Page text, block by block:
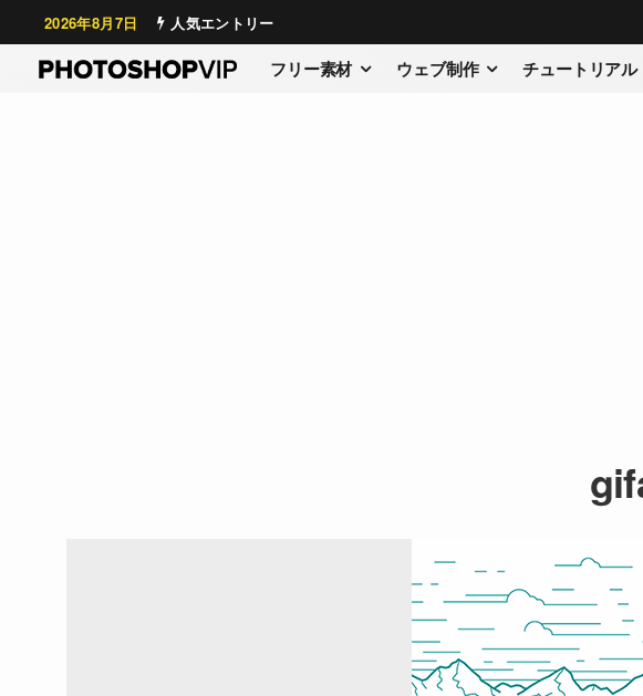
2026年8月7日 人気エントリー
フリー素材 ウェブ制作 チュートリアル